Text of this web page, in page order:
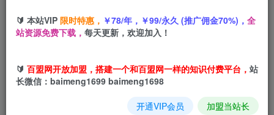
项目介绍
随着短视频平台的快速崛起，越来越多人希望能通过这些平
🔰 本站VIP 限时特惠， ￥78/年，￥99/永久 (推广佣金70%)， 全
站资源免费下载， 每天更新，欢迎加入！
🔰 百盟网开放加盟，搭建一个和百盟网一样的知识付费平台， 站
长微信：baimeng1699 baimeng1698
开通VIP会员 加盟当站长